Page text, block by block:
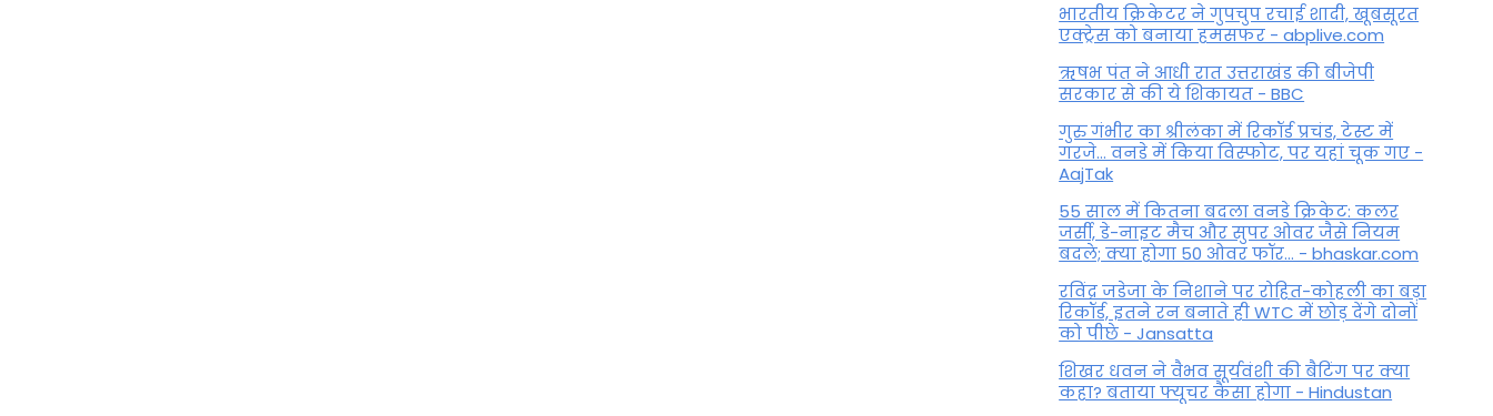
भारतीय क्रिकेटर ने गुपचुप रचाई शादी, खूबसूरत
एक्ट्रेस को बनाया हमसफर - abplive.com
ऋषभ पंत ने आधी रात उत्तराखंड की बीजेपी
सरकार से की ये शिकायत - BBC
गुरु गंभीर का श्रीलंका में र‍िकॉर्ड प्रचंड, टेस्ट में
गरजे... वनडे में किया व‍िस्फोट, पर यहां चूक गए -
AajTak
55 साल में कितना बदला वनडे क्रिकेट: कलर
जर्सी, डे-नाइट मैच और सुपर ओवर जैसे नियम
बदले; क्या होगा 50 ओवर फॉर... - bhaskar.com
रविंद्र जडेजा के निशाने पर रोहित-कोहली का बड़ा
रिकॉर्ड, इतने रन बनाते ही WTC में छोड़ देंगे दोनों
को पीछे - Jansatta
शिखर धवन ने वैभव सूर्यवंशी की बैटिंग पर क्या
कहा? बताया फ्यूचर कैसा होगा - Hindustan